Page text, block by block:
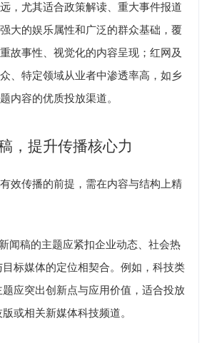
，尤其适合政策解读、重大事件报道
大的娱乐属性和广泛的群众基础，覆
故事性、视觉化的内容呈现；红网及
、特定领域从业者中渗透率高，如乡
内容的优质投放渠道。
，提升传播核心力
效传播的前提，需在内容与结构上精
新闻稿的主题应紧扣企业动态、社会热
标媒体的定位相契合。例如，科技类
应突出创新点与应用价值，适合投放
或相关新媒体科技频道。